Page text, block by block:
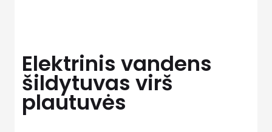
Elektrinis vandens
šildytuvas virš
plautuvės